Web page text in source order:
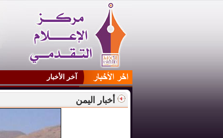
آخر الأخبار
أخبار اليمن